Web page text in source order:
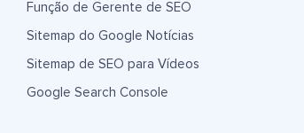
Função de Gerente de SEO
Sitemap do Google Notícias
Sitemap de SEO para Vídeos
Google Search Console